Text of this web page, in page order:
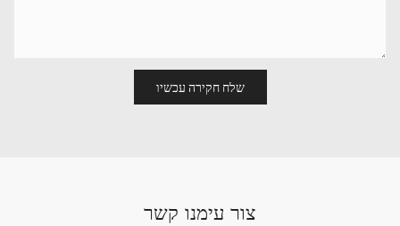
שלח חקירה עכשיו
צור עימנו קשר